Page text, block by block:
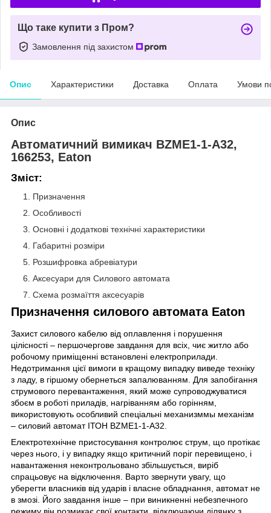
Що таке купити з Пром?
Замовлення під захистом
Опис Характеристики Доставка Оплата Умови
Опис
Автоматичний вимикач BZME1-1-A32,
166253, Eaton
Зміст:
Призначення
Особливості
Основні і додаткові технічні характеристики
Габаритні розміри
Розшифровка абревіатури
Аксесуари для Силового автомата
Схема розмаїття аксесуарів
Призначення силового автомата Eaton
Захист силового кабелю від оплавлення і порушення
цілісності – першочергове завдання для всіх, чиє житло або
робочому приміщенні встановлені електроприлади.
Недотримання цієї вимоги в кращому випадку виведе техніку
з ладу, в гіршому обернеться запалюванням. Для запобігання
струмового перевантаження, який може супроводжуватися
збоєм в роботі приладів, нагріванням або горінням,
використовують особливий спеціальні механизммы механізм
– силовий автомат ІТОН BZME1-1-A32
Електротехнічне пристосування контролює струм, що протікає
через нього, і у випадку якщо критичний поріг перевищено, і
навантаження неконтрольовано збільшується, виріб
спрацьовує на відключення. Варто звернути увагу, що
уберегти власників від ударів і власне обладнання, автомат не
в змозі. Його завдання інше – при виникненні небезпечного